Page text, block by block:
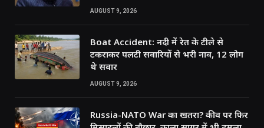
AUGUST 9, 2026
Boat Accident: नदी में रेत के टीले से
टकराकर पलटी सवारियों से भरी नाव, 12 लोग
थे सवार
AUGUST 9, 2026
Russia-NATO War का खतरा? कीव पर फिर